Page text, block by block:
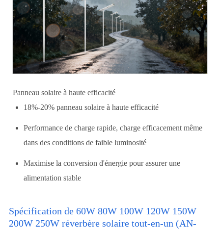
Panneau solaire à haute efficacité
18%-20% panneau solaire à haute efficacité
Performance de charge rapide, charge efficacement même
dans des conditions de faible luminosité
Maximise la conversion d'énergie pour assurer une
alimentation stable
Spécification de 60W 80W 100W 120W 150W
200W 250W réverbère solaire tout-en-un (AN-